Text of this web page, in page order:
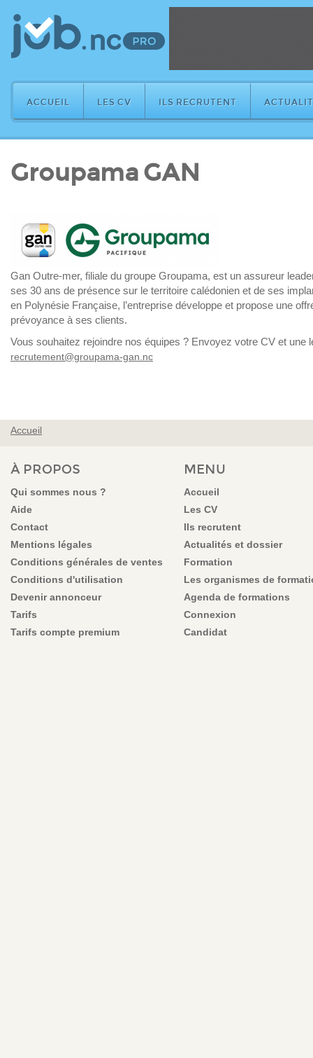
ACCUEIL LES CV ILS RECRUTENT
Groupama GAN
Gan Outre-mer, filiale du groupe Groupama, est un assureur
ses 30 ans de présence sur le territoire calédonien et de ses
en Polynésie Française, l’entreprise développe et propose une
prévoyance à ses clients.
Vous souhaitez rejoindre nos équipes ? Envoyez votre CV et une
recrutement@groupama-gan.nc
VOUS ÊTES ICI
Accueil
À PROPOS
Qui sommes nous ?
Aide
Contact
Mentions légales
Conditions générales de ventes
Conditions d'utilisation
Devenir annonceur
Tarifs
Tarifs compte premium
MENU
Accueil
Les CV
Ils recrutent
Actualités et dossier
Formation
Les organismes de
Agenda de formations
Connexion
Candidat